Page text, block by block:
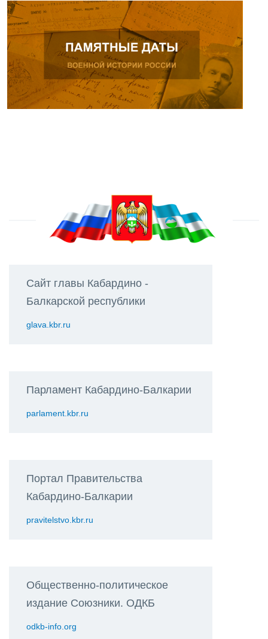
Сайт главы Кабардино -
Балкарской республики
glava.kbr.ru
Парламент Кабардино-Балкарии
parlament.kbr.ru
Портал Правительства
Кабардино-Балкарии
pravitelstvo.kbr.ru
Общественно-политическое
издание Союзники. ОДКБ
odkb-info.org